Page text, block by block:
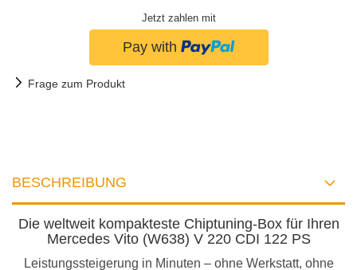
Jetzt zahlen mit
Frage zum Produkt
BESCHREIBUNG
Die weltweit kompakteste Chiptuning-Box für Ihren
Mercedes Vito (W638) V 220 CDI 122 PS
Leistungssteigerung in Minuten – ohne Werkstatt, ohne